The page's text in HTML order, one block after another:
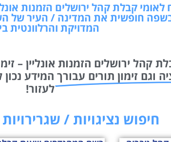
קבלת קהל ירושלים הזמנות
חופשית את המדינה / העיר של
המדויקת והרלוונטית
קהל ירושלים הזמנות אונליין –
וגם זימון תורים עבורך
לעזור!
חיפוש נציגויות /